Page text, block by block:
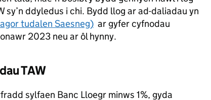
sy’n ddyledus i chi. Bydd llog ar ad-daliadau yn
tudalen Saesneg) ar gyfer cyfnodau
2023 neu ar ôl hynny.
TAW
sylfaen Banc Lloegr minws 1%, gyda